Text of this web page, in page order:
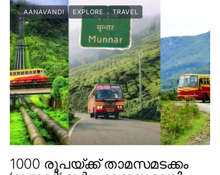
AANAVANDI EXPLORE TRAVEL
1000 രൂപയ്ക്ക് താമസമടക്കം